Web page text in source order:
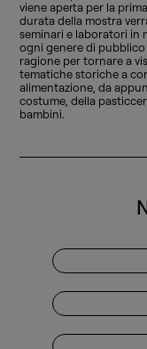
viene aperta per la
durata della mostra
seminari e laboratori in
ogni genere di
ragione per tornare a
tematiche storiche a
alimentazione, da
costume, della
bambini.